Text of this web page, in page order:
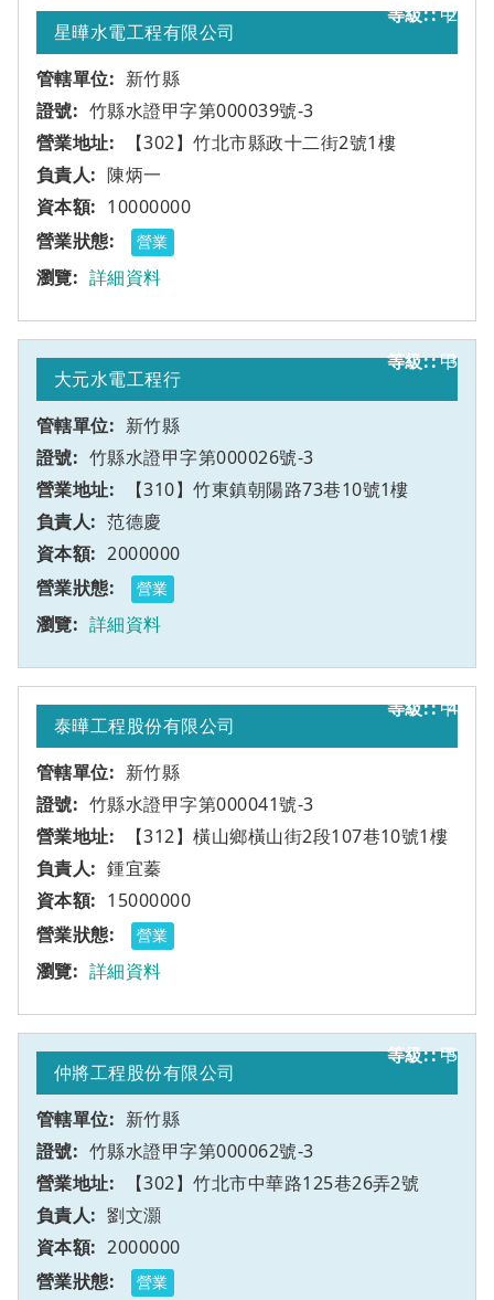
2
星曄水電工程有限公司
新竹縣
竹縣水證甲字第000039號-3
【302】竹北市縣政十二街2號1樓
甲
陳炳一
10000000
營業
詳細資料
3
大元水電工程行
新竹縣
竹縣水證甲字第000026號-3
【310】竹東鎮朝陽路73巷10號1樓
甲
范德慶
2000000
營業
詳細資料
4
泰曄工程股份有限公司
新竹縣
竹縣水證甲字第000041號-3
【312】橫山鄉橫山街2段107巷10號1樓
甲
鍾宜蓁
15000000
營業
詳細資料
5
仲將工程股份有限公司
新竹縣
竹縣水證甲字第000062號-3
【302】竹北市中華路125巷26弄2號
甲
劉文灝
2000000
營業